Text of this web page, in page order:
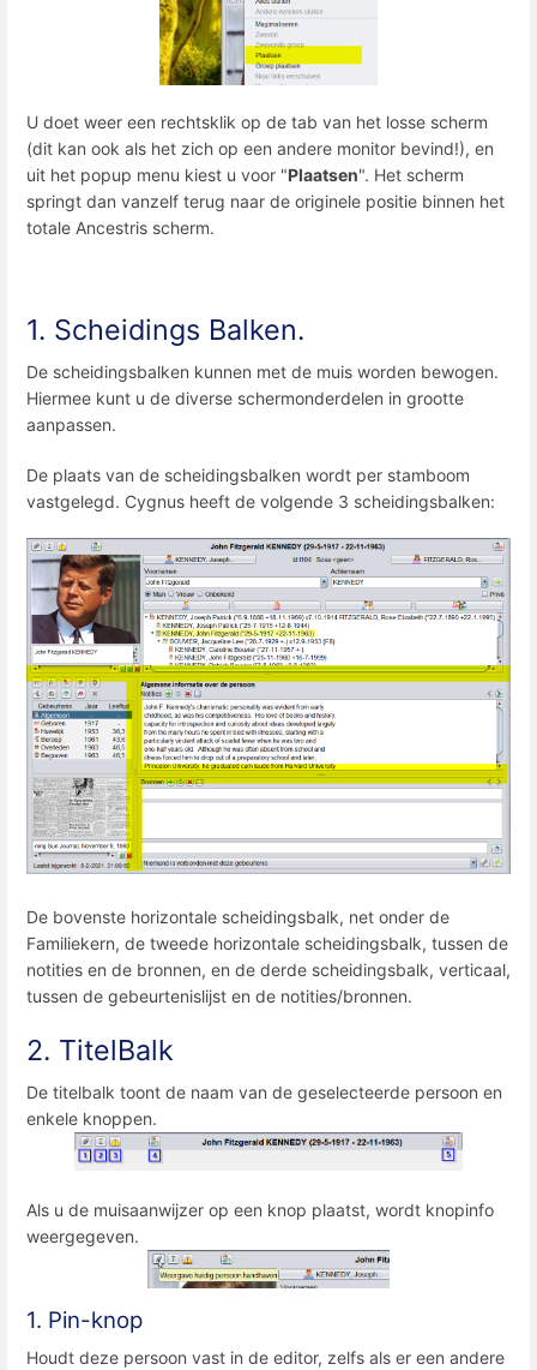
U doet weer een rechtsklik op de tab van het losse scherm
(dit kan ook als het zich op een andere monitor bevind!), en
uit het popup menu kiest u voor "Plaatsen". Het scherm
springt dan vanzelf terug naar de originele positie binnen het
totale Ancestris scherm.
1. Scheidings Balken.
De scheidingsbalken kunnen met de muis worden bewogen.
Hiermee kunt u de diverse schermonderdelen in grootte
aanpassen.
De plaats van de scheidingsbalken wordt per stamboom
vastgelegd. Cygnus heeft de volgende 3 scheidingsbalken:
De bovenste horizontale scheidingsbalk, net onder de
Familiekern, de tweede horizontale scheidingsbalk, tussen de
notities en de bronnen, en de derde scheidingsbalk, verticaal,
tussen de gebeurtenislijst en de notities/bronnen.
2. TitelBalk
De titelbalk toont de naam van de geselecteerde persoon en
enkele knoppen.
Als u de muisaanwijzer op een knop plaatst, wordt knopinfo
weergegeven.
1. Pin-knop
Houdt deze persoon vast in de editor, zelfs als er een andere